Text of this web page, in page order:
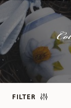
FILTER